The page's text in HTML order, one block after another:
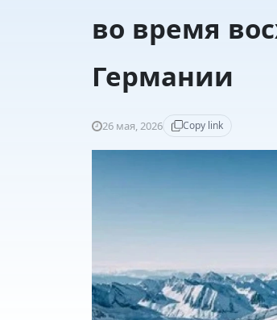
во время
Германии
26 мая, 2026 Copy link